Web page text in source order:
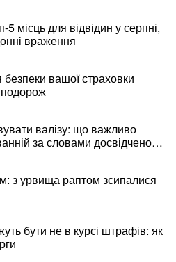
5 місць для відвідин у серпні,
враження
безпеки вашої страховки
валізу: що важливо
за словами досвідченої
з урвища раптом зсипалися
бути не в курсі штрафів: як